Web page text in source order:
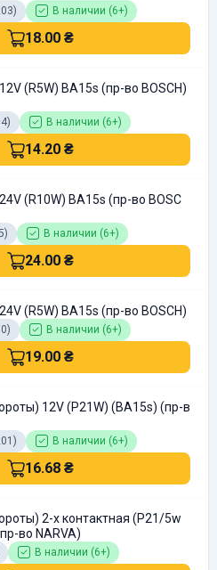
В наличии (6+)
18.00 ₴
(R5W) BA15s (пр-во BOSCH)
В наличии (6+)
14.20 ₴
(R10W) ВА15s (пр-во BOSC
В наличии (6+)
24.00 ₴
(R5W) BA15s (пр-во BOSCH)
В наличии (6+)
19.00 ₴
12V (P21W) (BA15s) (пр-в
В наличии (6+)
16.68 ₴
2-х контактная (P21/5w
во NARVA)
В наличии (6+)